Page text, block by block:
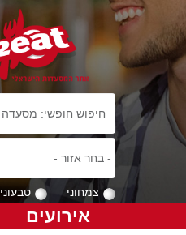
צמחוני טבעוני
אירועים